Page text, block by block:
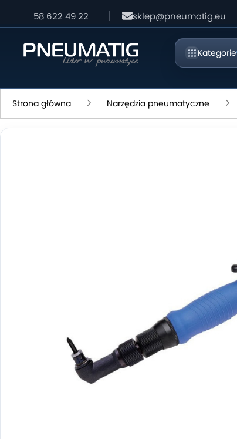
58 622 49 22 sklep@pneumatig.eu
Kategorie
Strona główna Narzędzia pneumatyczne